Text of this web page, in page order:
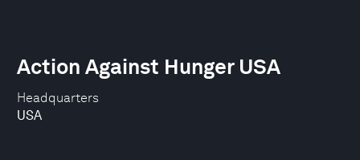
Headquarters
USA
Action Against Hunger USA